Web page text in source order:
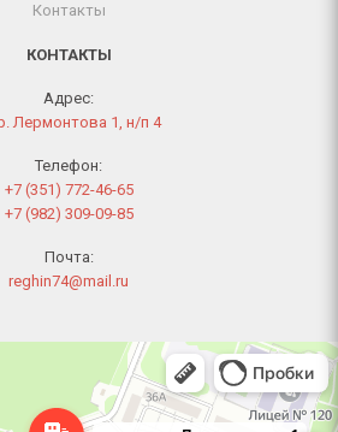
Контакты
КОНТАКТЫ
Адрес:
Лермонтова 1, н/п 4
Телефон:
+7 (351) 772-46-65
+7 (982) 309-09-85
Почта:
reghin74@mail.ru
Карты